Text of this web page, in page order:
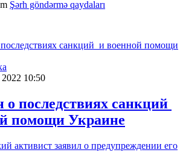
Şərh göndərmə qaydaları
10:50
о последствиях санкций
помощи Украине